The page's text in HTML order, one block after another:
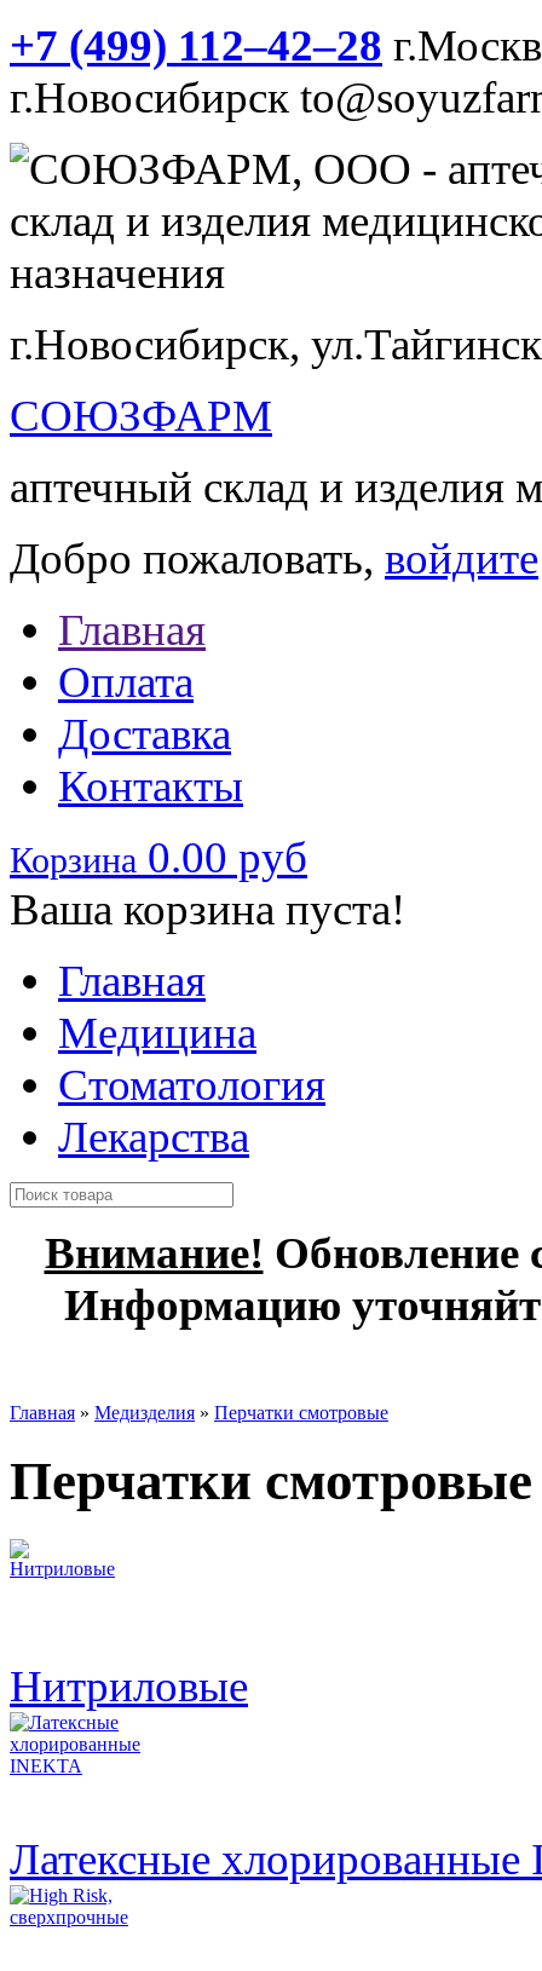
+7 (499) 112‒42‒28
г.Новосибирск
г.Новосибирск,
СОЮЗФАРМ
аптечный склад и изделия
Добро пожаловать, войдите
Главная
Оплата
Доставка
Контакты
Корзина 0.00 руб
Ваша корзина пуста!
Главная
Медицина
Стоматология
Лекарства
Внимание! Обновление
Информацию
Главная » Медизделия » Перчатки смотровые
Перчатки смотровые
Нитриловые
Латексные